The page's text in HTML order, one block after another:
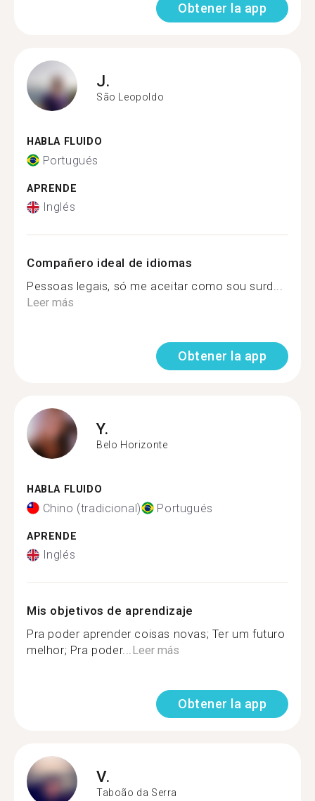
Obtener la app
J.
São Leopoldo
HABLA FLUIDO
Portugués
APRENDE
Inglés
Compañero ideal de idiomas
Pessoas legais, só me aceitar como sou surd...
Leer más
Obtener la app
Y.
Belo Horizonte
HABLA FLUIDO
Chino (tradicional) Portugués
APRENDE
Inglés
Mis objetivos de aprendizaje
Pra poder aprender coisas novas; Ter um futuro
melhor; Pra poder...Leer más
Obtener la app
V.
Taboão da Serra